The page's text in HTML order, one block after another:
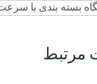
بسته بندی با سرعت
مرتبط